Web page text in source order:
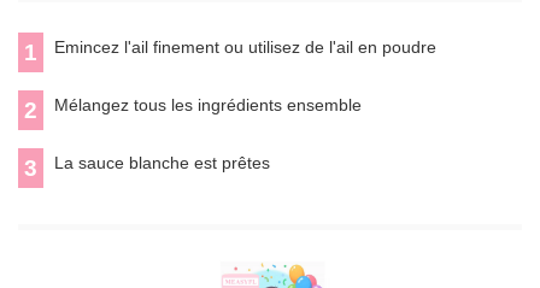
1 Emincez l'ail finement ou utilisez de l'ail en poudre
2 Mélangez tous les ingrédients ensemble
3 La sauce blanche est prêtes